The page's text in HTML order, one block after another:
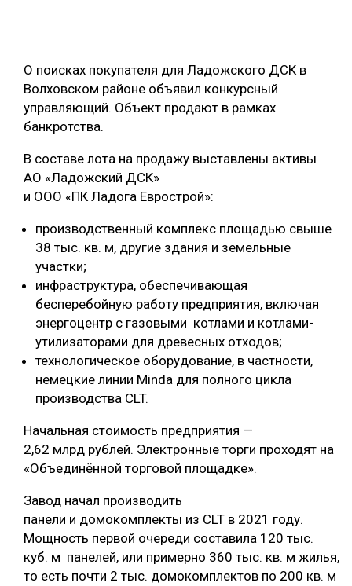
ПРОИЗВОДСТВО ДРЕВЕСНЫХ ПЛИТ
ЦБП
КОМПЛЕКСНАЯ ПЕРЕРАБОТКА
ЛЕСОПИЛЕНИЕ
БЕЗОПАСНОЕ ПРОИЗВОДСТВО
СОРТИРОВКА ДРЕВЕСИНЫ
СУШКА ДРЕВЕСИНЫ
МЕБЕЛЬНОЕ ПРОИЗВОДСТВО
ПОДБОРКИ СТАТЕЙ
О поисках покупателя для Ладожского ДСК в
Волховском районе объявил конкурсный
управляющий. Объект продают в рамках
банкротства.
В составе лота на продажу выставлены активы
АО «Ладожский ДСК»
и ООО «ПК Ладога Еврострой»:
производственный комплекс площадью свыше
38 тыс. кв. м, другие здания и земельные
участки;
инфраструктура, обеспечивающая
бесперебойную работу предприятия, включая
энергоцентр с газовыми котлами и котлами-
утилизаторами для древесных отходов;
технологическое оборудование, в частности,
немецкие линии Minda для полного цикла
производства CLT.
Начальная стоимость предприятия —
2,62 млрд рублей. Электронные торги проходят на
«Объединённой торговой площадке».
Завод начал производить
панели и домокомплекты из CLT в 2021 году.
Мощность первой очереди составила 120 тыс.
куб. м панелей, или примерно 360 тыс. кв. м жилья,
то есть почти 2 тыс. домокомплектов по 200 кв. м